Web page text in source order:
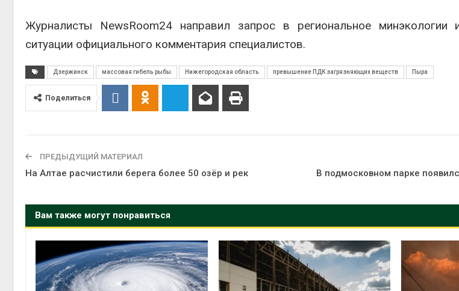
Журналисты NewsRoom24 направил запрос в региональное
ситуации официального комментария специалистов.
Дзержинск массовая гибель рыбы Нижегородская область превышение ПДК загрязняющих веществ Пыра
Поделиться
ПРЕДЫДУЩИЙ МАТЕРИАЛ
На Алтае расчистили берега более 50 озёр и рек
В подмосковном парке
Вам также могут понравиться